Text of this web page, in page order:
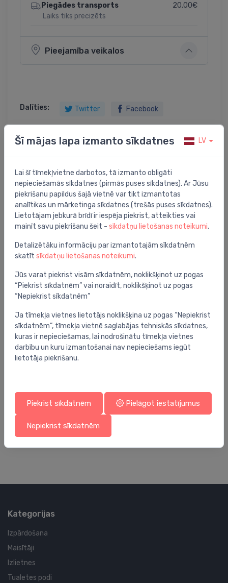
Piegādes transports
Laiks tiks precizēts
20.00€
Pieejamība veikalos
Dalīties: Twitter Facebook
Rokturis aizbīdņa 3/8- ½"
Jums varētu arī interesēt
Lodveida vārstu piederumi
izolācija Optibal lodveida vārstam ar ārējo vītni
un pagarinatu rokturi, DN15
7.41 €
Kategorijas
Izpārdošana
Maisītāji
Izlietnes
Tualetes podi
Šī mājas lapa izmanto sīkdatnes LV
Lai šī tīmekļvietne darbotos, tā izmanto obligāti
nepieciešamās sīkdatnes (pirmās puses sīkdatnes). Ar Jūsu
piekrišanu papildus šajā vietnē var tikt izmantotas
analītikas un mārketinga sīkdatnes (trešās puses sīkdatnes).
Lietotājam jebkurā brīdī ir iespēja piekrist, atteikties vai
mainīt savu piekrišanu šeit - sīkdatņu lietošanas noteikumi.
Detalizētāku informāciju par izmantotajām sīkdatnēm
skatīt sīkdatņu lietošanas noteikumi.
Jūs varat piekrist visām sīkdatnēm, noklikšķinot uz pogas
“Piekrist sīkdatnēm” vai noraidīt, noklikšķinot uz pogas
“Nepiekrist sīkdatnēm”
Ja tīmekļa vietnes lietotājs noklikšķina uz pogas “Nepiekrist
sīkdatnēm”, tīmekļa vietnē saglabājas tehniskās sīkdatnes,
kuras ir nepieciešamas, lai nodrošinātu tīmekļa vietnes
darbību un kuru izmantošanai nav nepieciešams iegūt
lietotāja piekrišanu.
Piekrist sīkdatnēm Pielāgot iestatījumus
Nepiekrist sīkdatnēm